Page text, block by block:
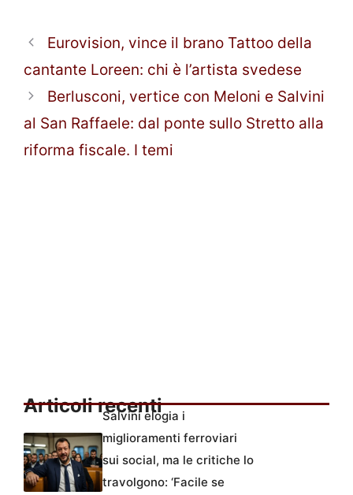
Eurovision, vince il brano Tattoo della
cantante Loreen: chi è l’artista svedese
Berlusconi, vertice con Meloni e Salvini
al San Raffaele: dal ponte sullo Stretto alla
riforma fiscale. I temi
Articoli recenti
Salvini elogia i
miglioramenti ferroviari
sui social, ma le critiche lo
travolgono: ‘Facile se